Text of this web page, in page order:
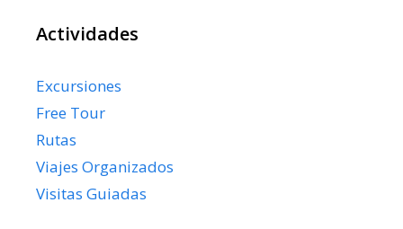
Actividades
Excursiones
Free Tour
Rutas
Viajes Organizados
Visitas Guiadas